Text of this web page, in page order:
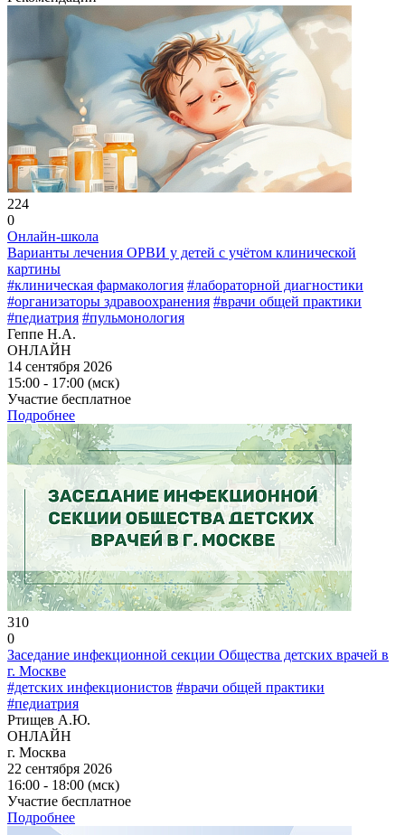
224
0
Онлайн-школа
Варианты лечения ОРВИ у детей с учётом клинической
картины
#клиническая фармакология #лабораторной диагностики
#организаторы здравоохранения #врачи общей практики
#педиатрия #пульмонология
Геппе Н.А.
ОНЛАЙН
14 сентября 2026
15:00 - 17:00 (мск)
Участие бесплатное
Подробнее
310
0
Заседание инфекционной секции Общества детских врачей в
г. Москве
#детских инфекционистов #врачи общей практики
#педиатрия
Ртищев А.Ю.
ОНЛАЙН
г. Москва
22 сентября 2026
16:00 - 18:00 (мск)
Участие бесплатное
Подробнее